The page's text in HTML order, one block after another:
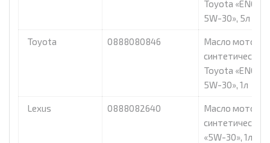
Toyota
5W-30», 5л
Toyota 0888080846
Масло
синтетическое
Toyota
5W-30», 1л
Lexus 0888082640
Масло
синтетическое
«5W-30», 1л